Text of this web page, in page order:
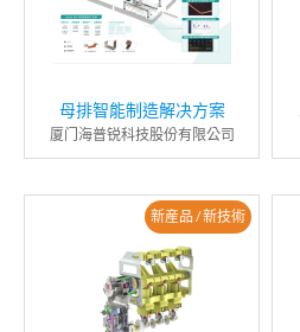
母排智能制造解决方案
厦门海普锐科技股份有限公司
新産品 / 新技術